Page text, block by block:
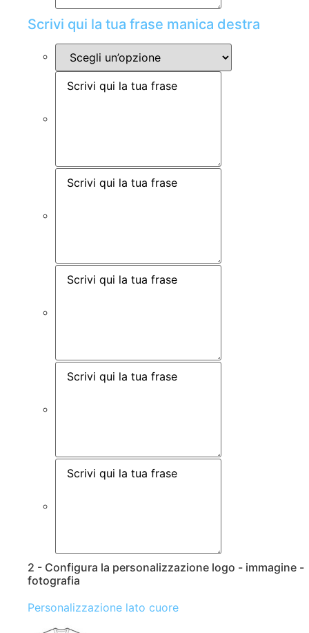
Scrivi qui la tua frase manica destra
2 - Configura la personalizzazione logo - immagine -
fotografia
Personalizzazione lato cuore